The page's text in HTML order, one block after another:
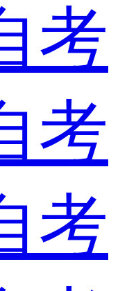
考
考
考